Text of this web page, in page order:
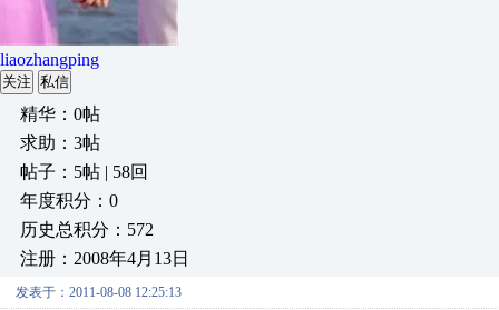
liaozhangping
关注 私信
精华：0帖
求助：3帖
帖子：5帖 | 58回
年度积分：0
历史总积分：572
注册：2008年4月13日
发表于：2011-08-08 12:25:13